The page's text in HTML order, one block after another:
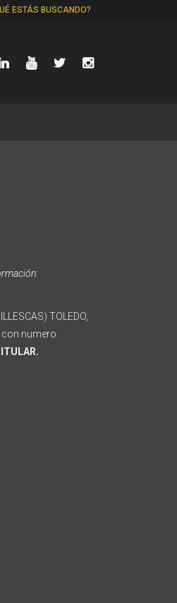
ESTÁS BUSCANDO?
TOLEDO,
con numero